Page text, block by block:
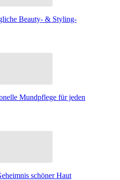
Beauty- & Styling-
Mundpflege für jeden
schöner Haut